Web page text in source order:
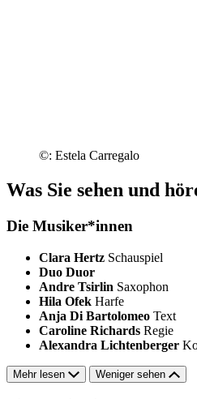
©: Estela Carregalo
Was Sie sehen und
Die Musiker*innen
Clara Hertz Schauspiel
Duo Duor
Andre Tsirlin Saxophon
Hila Ofek Harfe
Anja Di Bartolomeo Text
Caroline Richards Regie
Alexandra Lichtenberger
Mehr lesen Weniger sehen